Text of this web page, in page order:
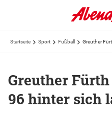
Startseite Sport Fußball Greuther
Greuther
96 hinter sich